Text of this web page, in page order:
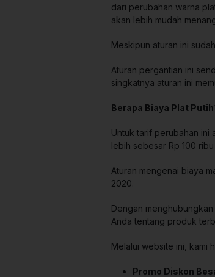
dari perubahan warna
akan lebih mudah
Meskipun aturan ini
Aturan pergantian ini
singkatnya aturan ini
Berapa Biaya Plat
Untuk tarif perubahan ini
lebih sebesar Rp 100
Aturan mengenai biaya
2020.
Dengan
Anda tentang produk
Melalui website ini, kami
Promo Diskon